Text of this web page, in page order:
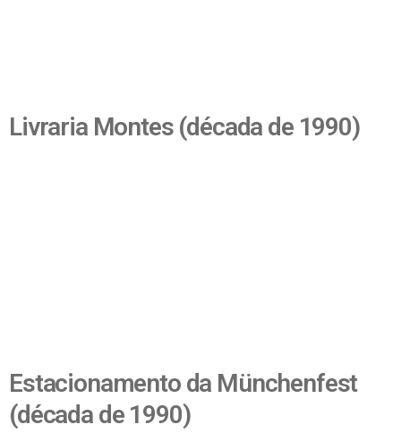
Livraria Montes (década de 1990)
Estacionamento da Münchenfest
(década de 1990)